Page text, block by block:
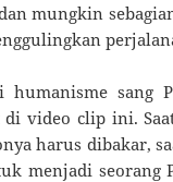
mungkin
humanisme sang
di video clip ini.
harus dibakar,
menjadi seorang